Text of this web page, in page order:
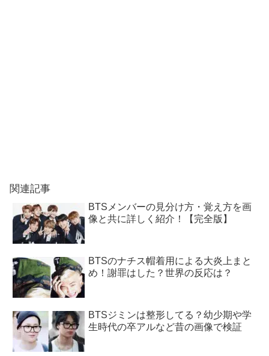
関連記事
BTSメンバーの見分け方・覚え方を画
像と共に詳しく紹介！【完全版】
BTSのナチス帽着用による大炎上まと
め！謝罪はした？世界の反応は？
BTSジミンは整形してる？幼少期や学
生時代の卒アルなど昔の画像で検証